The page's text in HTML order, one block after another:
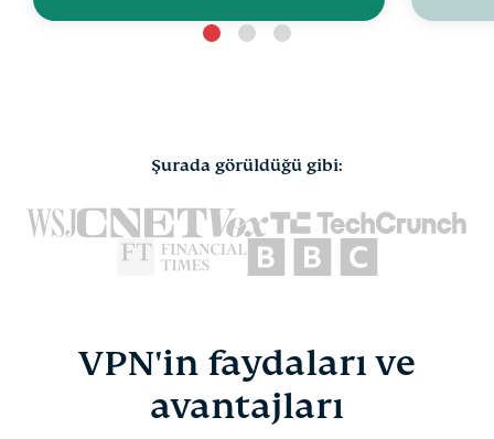
Şurada görüldüğü gibi:
VPN'in faydaları ve
avantajları